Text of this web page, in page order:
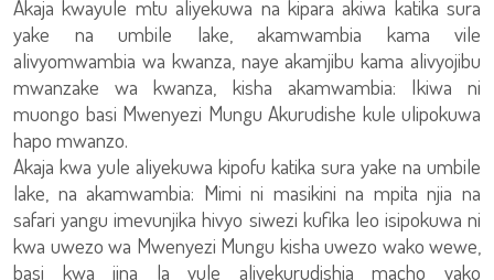
Akaja kwayule mtu aliyekuwa na kipara akiwa katika sura
yake na umbile lake, akamwambia kama vile
alivyomwambia wa kwanza, naye akamjibu kama alivyojibu
mwanzake wa kwanza, kisha akamwambia: Ikiwa ni
muongo basi Mwenyezi Mungu Akurudishe kule ulipokuwa
hapo mwanzo.
Akaja kwa yule aliyekuwa kipofu katika sura yake na umbile
lake, na akamwambia: Mimi ni masikini na mpita njia na
safari yangu imevunjika hivyo siwezi kufika leo isipokuwa ni
kwa uwezo wa Mwenyezi Mungu kisha uwezo wako wewe,
basi kwa jina la yule aliyekurudishia macho yako